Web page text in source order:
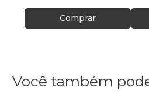
Comprar
Você também